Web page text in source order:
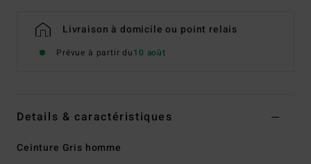
Livraison à domicile ou point relais
Prévue à partir du10 août
Details & caractéristiques
Ceinture Gris homme